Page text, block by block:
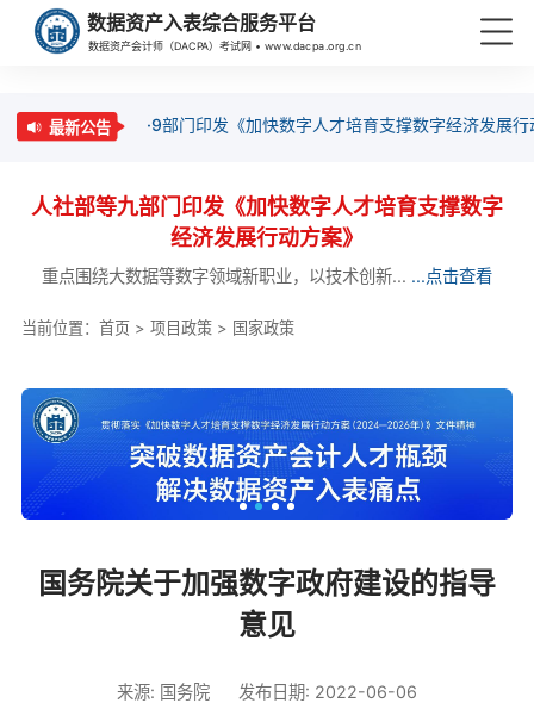
数据资产入表综合服务平台
数据资产会计师（DACPA）考试网 • www.dacpa.org.cn
最新公告 ·9部门印发《加快数字人才培育支撑数字经济发展
人社部等九部门印发《加快数字人才培育支撑数字
经济发展行动方案》
重点围绕大数据等数字领域新职业，以技术创新... ...点击查看
当前位置： 首页> 项目政策> 国家政策
国务院关于加强数字政府建设的指导
意见
来源: 国务院 发布日期: 2022-06-06